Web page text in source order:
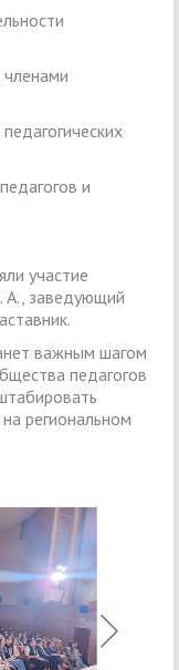
и
участие
А., заведующий
важным шагом
педагогов
региональном